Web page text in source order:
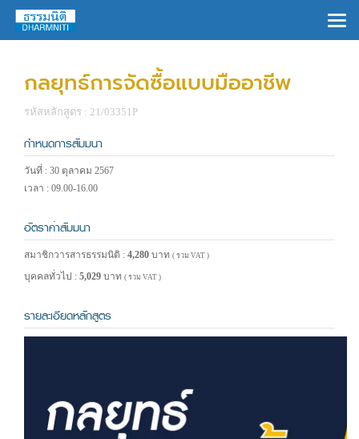
กลยุทธ์การจัดซื้อแบบมืออาชีพ
รหัสหลักสูตร : 21/03351P
กำหนดการสัมมนา
วันที่ : 30 ตุลาคม 2567
เวลา : 09.00-16.00
อัตราค่าสัมมนา
สมาชิกวารสารธรรมนิติ : 4,280 บาท ( รวม VAT )
บุคคลทั่วไป : 5,029 บาท ( รวม VAT )
รายละเอียดหลักสูตร
×